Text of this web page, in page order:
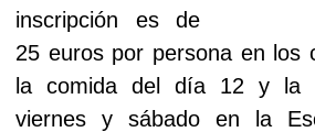
inscripción es de
25 euros por persona en los
la comida del día 12 y la
viernes y sábado en la